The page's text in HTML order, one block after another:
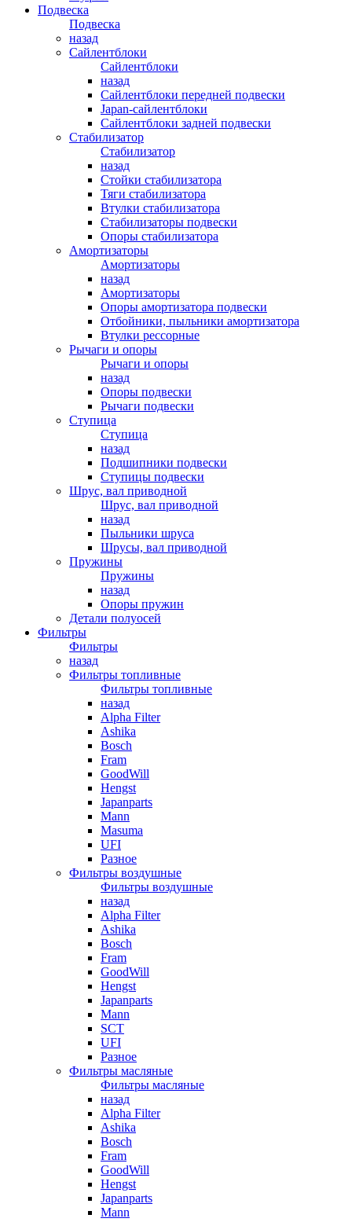
Подвеска
Подвеска
назад
Сайлентблоки
Сайлентблоки
назад
Сайлентблоки передней подвески
Japan-сайлентблоки
Сайлентблоки задней подвески
Стабилизатор
Стабилизатор
назад
Стойки стабилизатора
Тяги стабилизатора
Втулки стабилизатора
Стабилизаторы подвески
Опоры стабилизатора
Амортизаторы
Амортизаторы
назад
Амортизаторы
Опоры амортизатора подвески
Отбойники, пыльники амортизатора
Втулки рессорные
Рычаги и опоры
Рычаги и опоры
назад
Опоры подвески
Рычаги подвески
Ступица
Ступица
назад
Подшипники подвески
Ступицы подвески
Шрус, вал приводной
Шрус, вал приводной
назад
Пыльники шруса
Шрусы, вал приводной
Пружины
Пружины
назад
Опоры пружин
Детали полуосей
Фильтры
Фильтры
назад
Фильтры топливные
Фильтры топливные
назад
Alpha Filter
Ashika
Bosch
Fram
GoodWill
Hengst
Japanparts
Mann
Masuma
UFI
Разное
Фильтры воздушные
Фильтры воздушные
назад
Alpha Filter
Ashika
Bosch
Fram
GoodWill
Hengst
Japanparts
Mann
SCT
UFI
Разное
Фильтры масляные
Фильтры масляные
назад
Alpha Filter
Ashika
Bosch
Fram
GoodWill
Hengst
Japanparts
Mann